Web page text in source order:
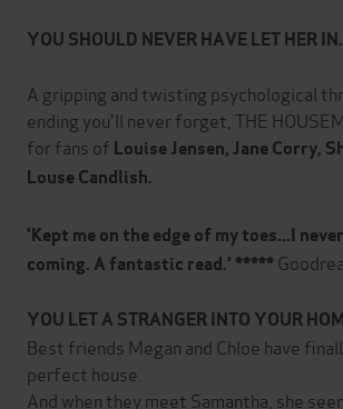
YOU SHOULD NEVER HAVE LET HER IN.
A gripping and twisting psychological
ending you'll never forget, THE
for fans of Louise Jensen, Jane Corry,
Louse Candlish.
'Kept me on the edge of my toes...I
coming. A fantastic read.' *****
YOU LET A STRANGER INTO YOUR
Best friends Megan and Chloe have
perfect house.
And when they meet Samantha, she